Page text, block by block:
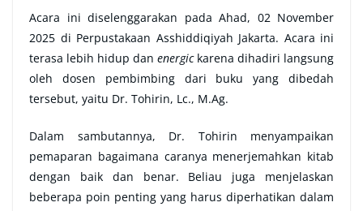
Acara ini diselenggarakan pada Ahad, 02 November
2025 di Perpustakaan Asshiddiqiyah Jakarta. Acara ini
terasa lebih hidup dan energickarena dihadiri langsung
oleh dosen pembimbing dari buku yang dibedah
tersebut, yaitu Dr. Tohirin, Lc., M.Ag.
Dalam sambutannya, Dr. Tohirin menyampaikan
pemaparan bagaimana caranya menerjemahkan kitab
dengan baik dan benar. Beliau juga menjelaskan
beberapa poin penting yang harus diperhatikan dalam